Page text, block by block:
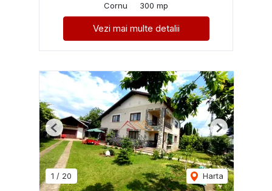
Cornu
300 mp
Vezi mai multe detalii
1 / 20 Harta
Previous Next